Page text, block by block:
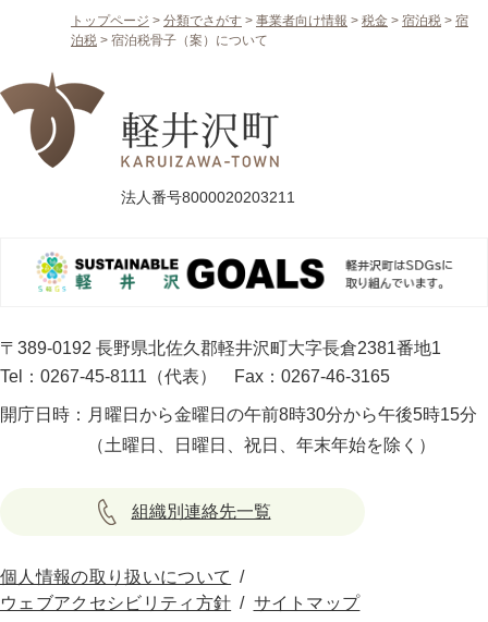
トップページ > 分類でさがす > 事業者向け情報 > 税金 > 宿泊税 > 宿
泊税 > 宿泊税骨子（案）について
法人番号8000020203211
〒389-0192 長野県北佐久郡軽井沢町大字長倉2381番地1
Tel：0267-45-8111（代表）
Fax：0267-46-3165
開庁日時： 月曜日から金曜日の午前8時30分から午後5時15分
（土曜日、日曜日、祝日、年末年始を除く）
組織別連絡先一覧
個人情報の取り扱いについて
ウェブアクセシビリティ方針
サイトマップ